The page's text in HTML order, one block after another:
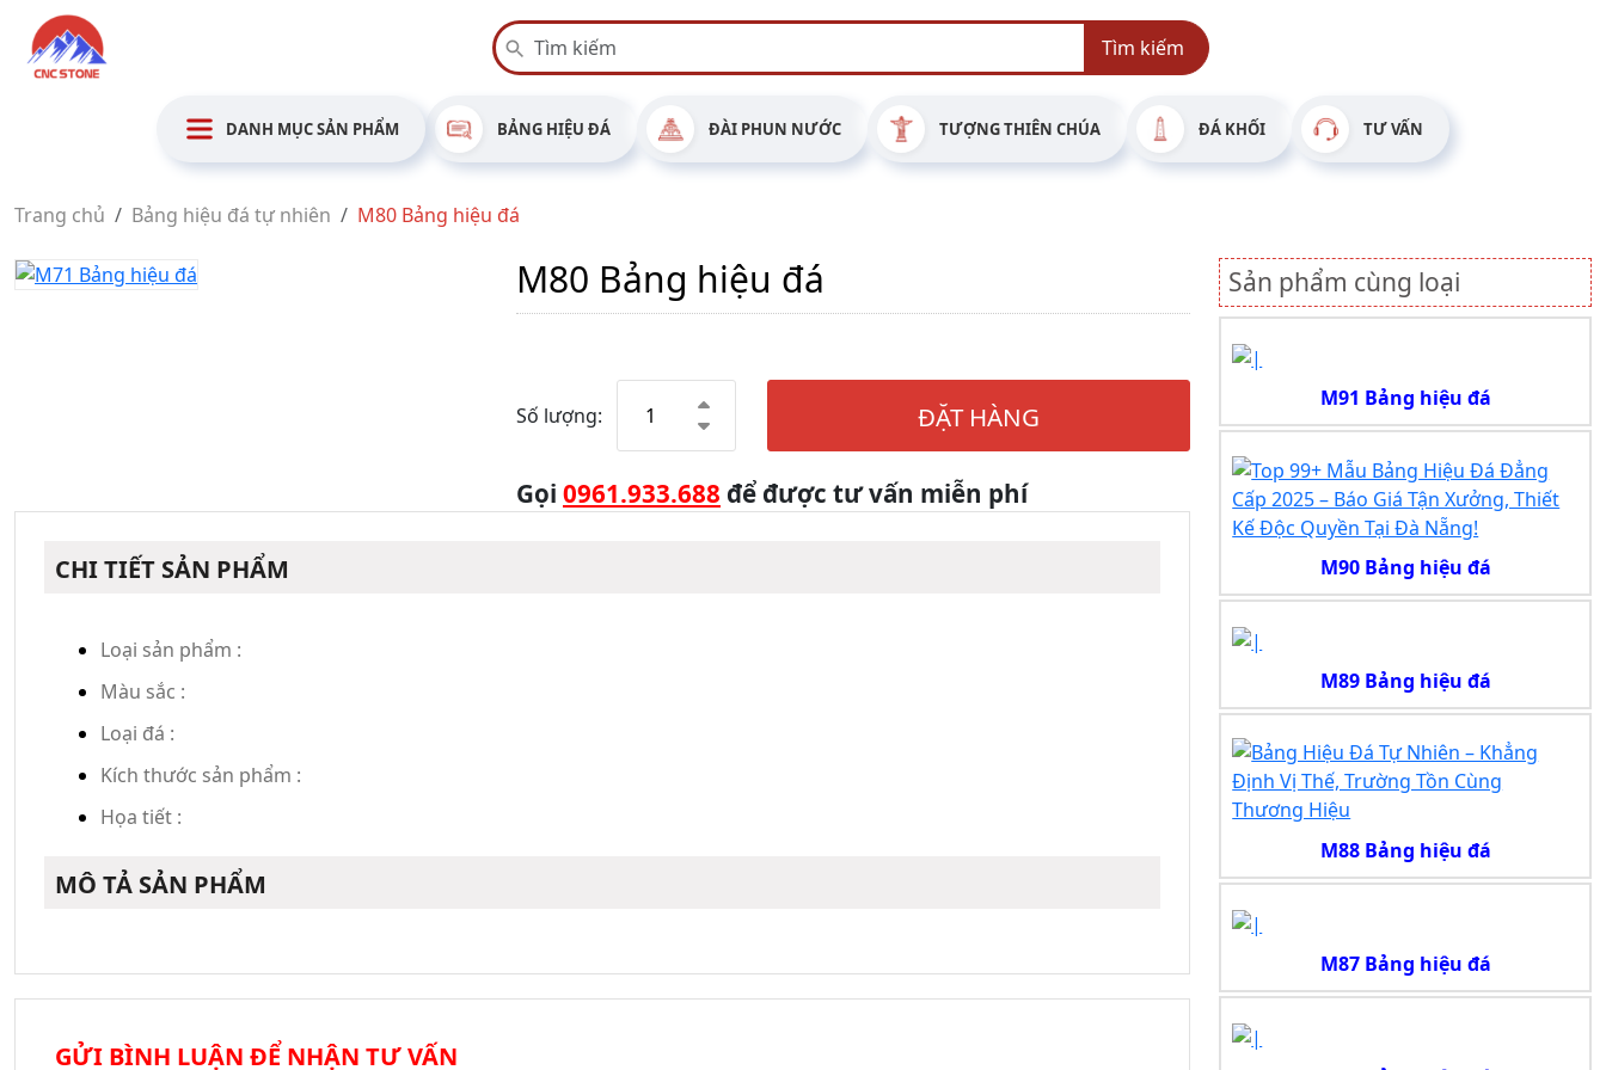
Tìm kiếm
DANH MỤC SẢN PHẨM BẢNG HIỆU ĐÁ ĐÀI PHUN NƯỚC TƯỢNG THIÊN CHÚA ĐÁ KHỐI TƯ VẤN
Trang chủ Bảng hiệu đá tự nhiên M80 Bảng hiệu đá
M80 Bảng hiệu đá
Số lượng: ĐẶT HÀNG
Gọi 0961.933.688 để được tư vấn miễn phí
CHI TIẾT SẢN PHẨM
Loại sản phẩm :
Màu sắc :
Loại đá :
Kích thước sản phẩm :
Họa tiết :
MÔ TẢ SẢN PHẨM
GỬI BÌNH LUẬN ĐỂ NHẬN TƯ VẤN
Sản phẩm cùng loại
M91 Bảng hiệu đá
M90 Bảng hiệu đá
M89 Bảng hiệu đá
M88 Bảng hiệu đá
M87 Bảng hiệu đá